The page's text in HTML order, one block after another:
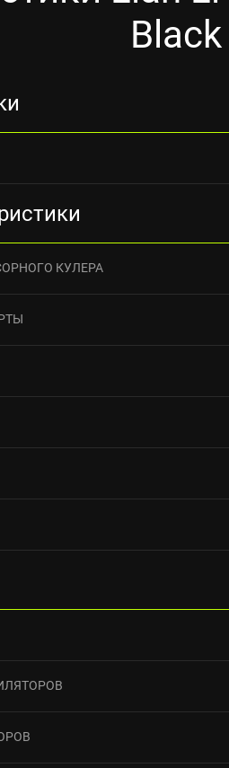
Black
КУЛЕРА